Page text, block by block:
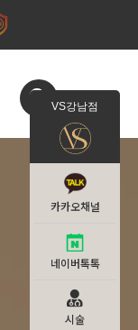
VS강남점
카카오채널
네이버톡톡
시술